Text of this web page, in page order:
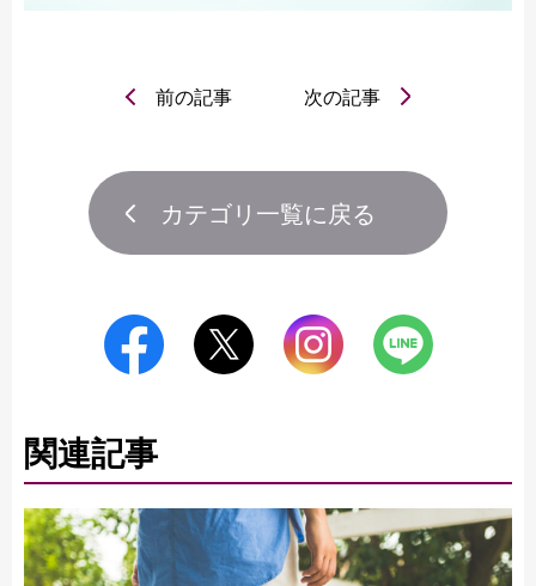
前の記事 次の記事
カテゴリ一覧に戻る
関連記事